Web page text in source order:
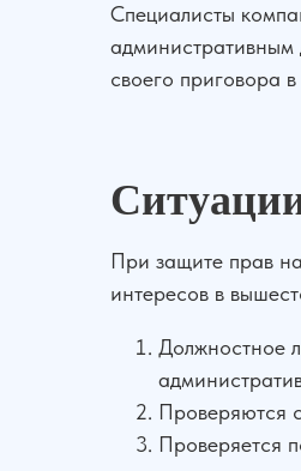
Специалисты
административным
своего приговора
При защите прав
интересов в
Должностное
Проверяются
Проверяется